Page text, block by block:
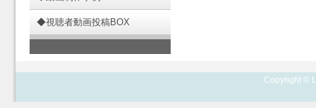
◆視聴者動画投稿BOX
Copyright ©